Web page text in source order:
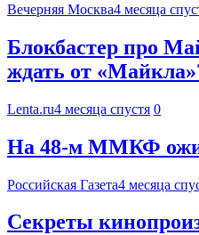
Вечерняя Москва4 месяца
Блокбастер про
ждать от
Lenta.ru4 месяца спустя 0
На 48-м ММКФ
Российская Газета4 месяца
Секреты